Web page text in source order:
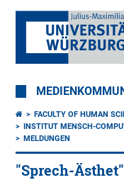
FACULTY OF HUMAN
INSTITUT MENSCH-
MELDUNGEN
"Sprech-